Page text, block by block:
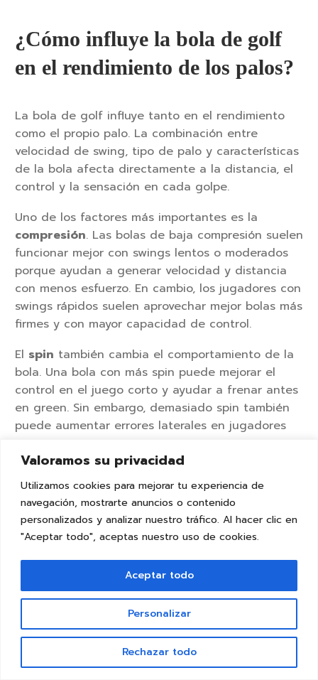
Valoramos su privacidad
Utilizamos cookies para mejorar tu experiencia de
navegación, mostrarte anuncios o contenido
personalizados y analizar nuestro tráfico. Al hacer clic en
"Aceptar todo", aceptas nuestro uso de cookies.
Personalizar
Rechazar todo
Aceptar todo
¿Cómo influye la bola de golf
en el rendimiento de los palos?
La bola de golf influye tanto en el rendimiento
como el propio palo. La combinación entre
velocidad de swing, tipo de palo y características
de la bola afecta directamente a la distancia, el
control y la sensación en cada golpe.
Uno de los factores más importantes es la
compresión. Las bolas de baja compresión suelen
funcionar mejor con swings lentos o moderados
porque ayudan a generar velocidad y distancia
con menos esfuerzo. En cambio, los jugadores con
swings rápidos suelen aprovechar mejor bolas más
firmes y con mayor capacidad de control.
El spin también cambia el comportamiento de la
bola. Una bola con más spin puede mejorar el
control en el juego corto y ayudar a frenar antes
en green. Sin embargo, demasiado spin también
puede aumentar errores laterales en jugadores
Por eso, un palo adecuado puede rendir peor si
se combina con una bola que no encaja con el
nivel o el tipo de swing del jugador.
Muchos golfistas amateur utilizanbolas de golf
recuperadas premiumporque permiten probar
modelos de alto rendimiento con una inversión
más baja. Esto resulta especialmente útil para
entender qué tipo de sensación, control o
trayectoria funciona mejor antes de invertir en
bolas nuevas más caras.